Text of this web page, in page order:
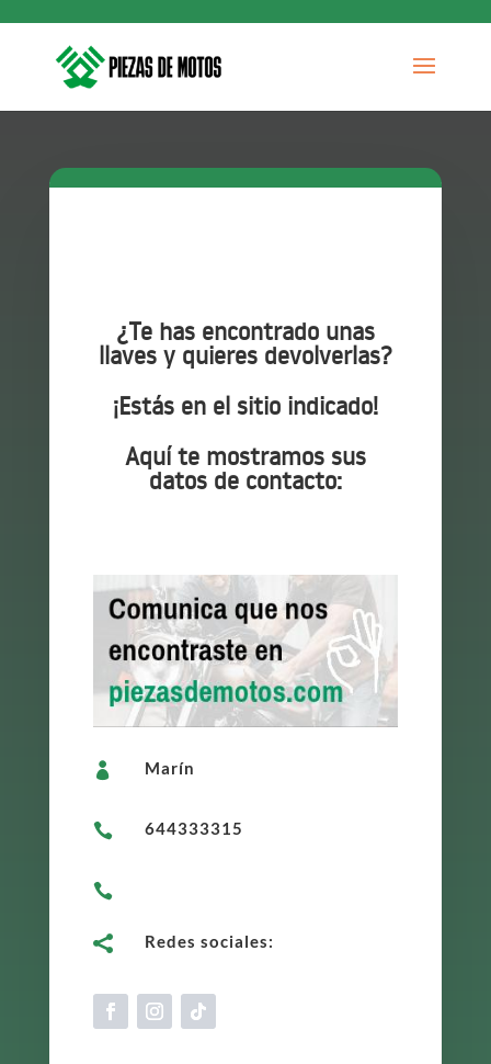
¿Te has encontrado unas
llaves y quieres devolverlas?
¡Estás en el sitio indicado!
Aquí te mostramos sus
datos de contacto:
 Marín
 644333315

 Redes sociales: